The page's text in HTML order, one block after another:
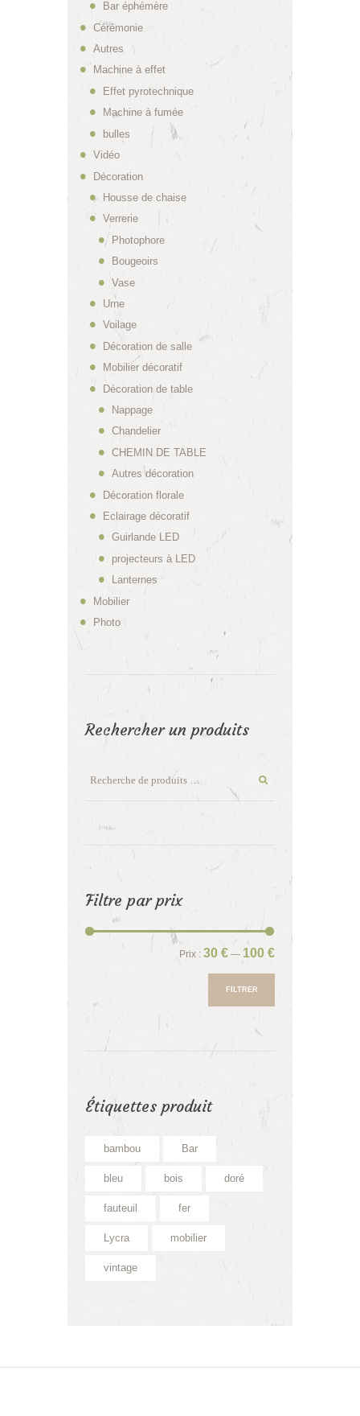
Bar éphémère
Cérémonie
Autres
Machine à effet
Effet pyrotechnique
Machine à fumée
bulles
Vidéo
Décoration
Housse de chaise
Verrerie
Photophore
Bougeoirs
Vase
Urne
Voilage
Décoration de salle
Mobilier décoratif
Décoration de table
Nappage
Chandelier
CHEMIN DE TABLE
Autres décoration
Décoration florale
Eclairage décoratif
Guirlande LED
projecteurs à LED
Lanternes
Mobilier
Photo
Rechercher un produits
Filtre par prix
FILTRER
Prix :30 € — 100 €
Étiquettes produit
bambou Bar
bleu bois doré
fauteuil fer
Lycra mobilier
vintage